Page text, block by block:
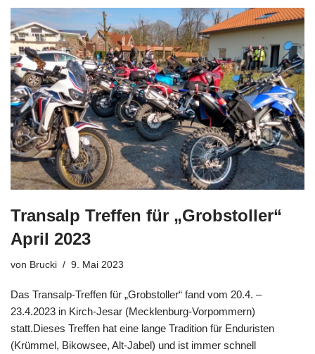
Transalp Treffen für „Grobstoller“
April 2023
von Brucki 9. Mai 2023
Das Transalp-Treffen für „Grobstoller“ fand vom 20.4. –
23.4.2023 in Kirch-Jesar (Mecklenburg-Vorpommern)
statt.Dieses Treffen hat eine lange Tradition für Enduristen
(Krümmel, Bikowsee, Alt-Jabel) und ist immer schnell